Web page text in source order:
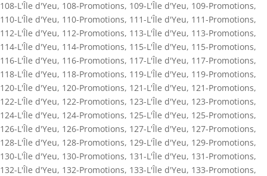
108-L'Île d'Yeu, 108-Promotions, 109-L'Île d'Yeu, 109-Promotions,
110-L'Île d'Yeu, 110-Promotions, 111-L'Île d'Yeu, 111-Promotions,
112-L'Île d'Yeu, 112-Promotions, 113-L'Île d'Yeu, 113-Promotions,
114-L'Île d'Yeu, 114-Promotions, 115-L'Île d'Yeu, 115-Promotions,
116-L'Île d'Yeu, 116-Promotions, 117-L'Île d'Yeu, 117-Promotions,
118-L'Île d'Yeu, 118-Promotions, 119-L'Île d'Yeu, 119-Promotions,
120-L'Île d'Yeu, 120-Promotions, 121-L'Île d'Yeu, 121-Promotions,
122-L'Île d'Yeu, 122-Promotions, 123-L'Île d'Yeu, 123-Promotions,
124-L'Île d'Yeu, 124-Promotions, 125-L'Île d'Yeu, 125-Promotions,
126-L'Île d'Yeu, 126-Promotions, 127-L'Île d'Yeu, 127-Promotions,
128-L'Île d'Yeu, 128-Promotions, 129-L'Île d'Yeu, 129-Promotions,
130-L'Île d'Yeu, 130-Promotions, 131-L'Île d'Yeu, 131-Promotions,
132-L'Île d'Yeu, 132-Promotions, 133-L'Île d'Yeu, 133-Promotions,